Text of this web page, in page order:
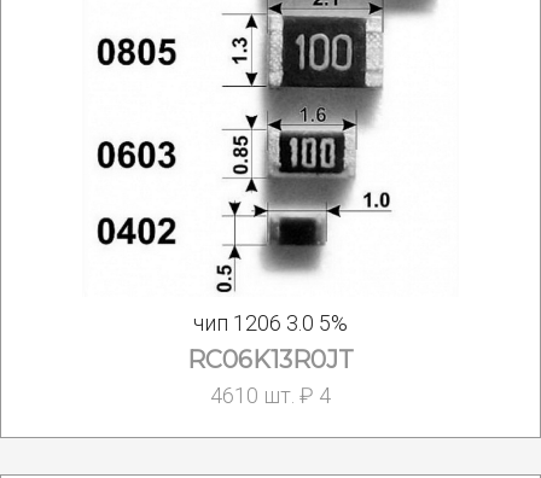
чип 1206 3.0 5%
RC06K13R0JT
4610 шт. ₽ 4